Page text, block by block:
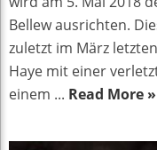
Bellew ausrichten.
zuletzt im März
Haye mit einer
einem ... Read More »